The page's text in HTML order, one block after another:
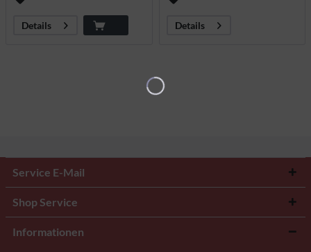
Details Details
Service E-Mail
Shop Service
Informationen